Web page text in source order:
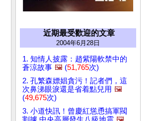
近期最受歡迎的文章
2004年6月28日
1. 知情人披露：趙紫陽軟禁中的
蒼涼故事 🖼️ (51,765次)
2. 孔繁森嫖娼貪污！記者們，這
次鼻涕眼淚還是省着點兒用 🖼️
(49,675次)
3. 小道快訊！曾慶紅慫恿搞軍閥
割據 中央高層發生八級地震 🖼️